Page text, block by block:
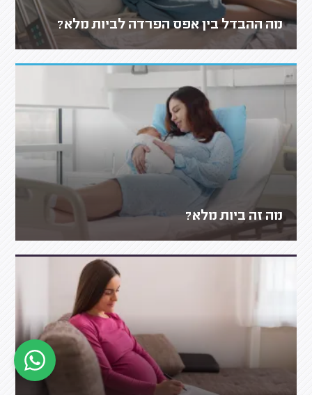
מה ההבדל בין אפס הפרדה לביות מלא?
מה זה ביות מלא?